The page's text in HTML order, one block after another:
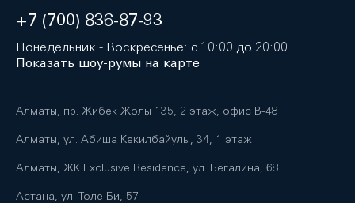
+7 (700) 836-87-93
Понедельник - Воскресенье: с 10:00 до 20:00
Показать шоу-румы на карте
Алматы, пр. Жибек Жолы 135, 2 этаж, офис B-48
Алматы, ул. Абиша Кекилбайулы, 34, 1 этаж
Алматы, ЖК Exclusive Residence, ул. Бегалина, 68
Астана, ул. Толе Би, 57